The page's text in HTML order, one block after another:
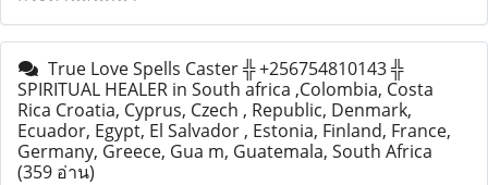
True Love Spells Caster ╬ +256754810143 ╬
SPIRITUAL HEALER in South africa ,Colombia, Costa
Rica Croatia, Cyprus, Czech , Republic, Denmark,
Ecuador, Egypt, El Salvador , Estonia, Finland, France,
Germany, Greece, Gua m, Guatemala, South Africa
(359 อ่าน)